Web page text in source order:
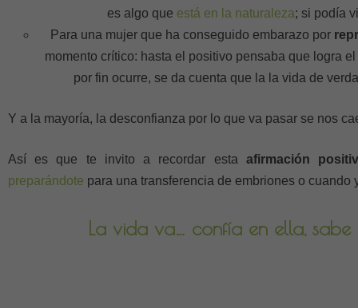
es algo que está en la naturaleza; si podía
Para una mujer que ha conseguido embarazo por
momento crítico: hasta el positivo pensaba que logra
por fin ocurre, se da cuenta que la la vida de
Y a la mayoría, la desconfianza por lo que va pasar se nos
Así es que te invito a recordar esta afirmación
preparándote para una transferencia de embriones o cuando
La vida va… confía en ella,